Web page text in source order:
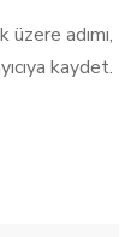
adımı,
kaydet.